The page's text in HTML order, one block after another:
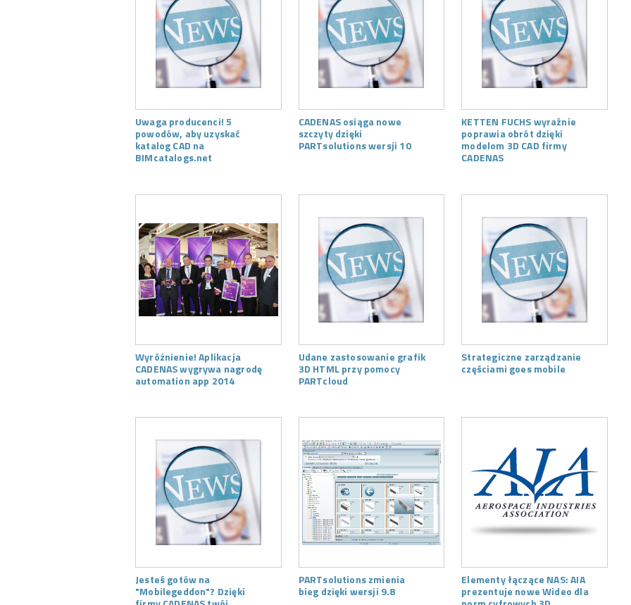
Uwaga producenci! 5
powodów, aby uzyskać
katalog CAD na
BIMcatalogs.net
CADENAS osiąga nowe
szczyty dzięki
PARTsolutions wersji 10
KETTEN FUCHS wyraźnie
poprawia obrót dzięki
modelom 3D CAD firmy
CADENAS
Wyróżnienie! Aplikacja
CADENAS wygrywa nagrodę
automation app 2014
Udane zastosowanie grafik
3D HTML przy pomocy
PARTcloud
Strategiczne zarządzanie
częściami goes mobile
Jesteś gotów na
"Mobilegeddon"? Dzięki
PARTsolutions zmienia
bieg dzięki wersji 9.8
Elementy łączące NAS: AIA
prezentuje nowe Wideo dla